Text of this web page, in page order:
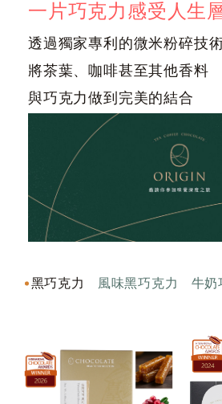
一片巧克力感受人生
透過獨家專利的微米粉碎技
將茶葉、咖啡甚至其他香料
與巧克力做到完美的結合
黑巧克力 風味黑巧克力 牛奶